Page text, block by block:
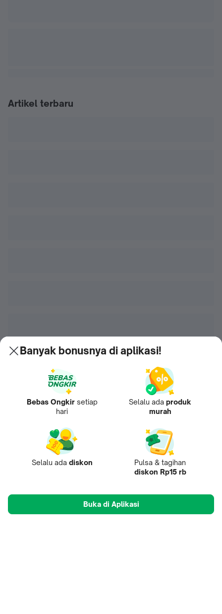
Artikel terbaru
Banyak bonusnya di aplikasi!
Bebas Ongkir setiap
hari
Selalu ada produk
murah
Selalu ada diskon
Pulsa & tagihan
diskon Rp15 rb
Buka di Aplikasi